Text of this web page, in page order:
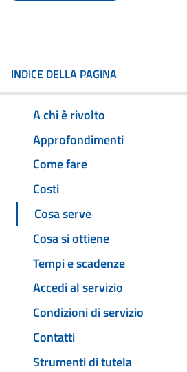
INDICE DELLA PAGINA
A chi è rivolto
Approfondimenti
Come fare
Costi
Cosa serve
Cosa si ottiene
Tempi e scadenze
Accedi al servizio
Condizioni di servizio
Contatti
Strumenti di tutela